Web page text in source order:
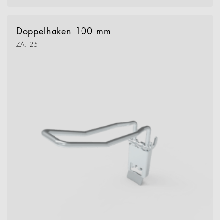
Doppelhaken 100 mm
ZA: 25